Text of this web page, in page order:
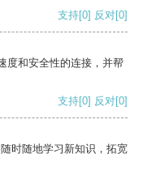
支持[0] 反对[0]
度和安全性的连接，并帮
支持[0] 反对[0]
时随地学习新知识，拓宽